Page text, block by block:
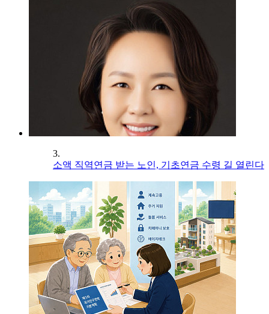
3.
소액 직역연금 받는 노인, 기초연금 수령 길 열린다